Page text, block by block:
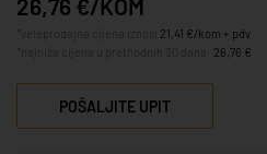
26,76 €/KOM
21,41 €/kom + pdv
26,76 €
POŠALJITE UPIT